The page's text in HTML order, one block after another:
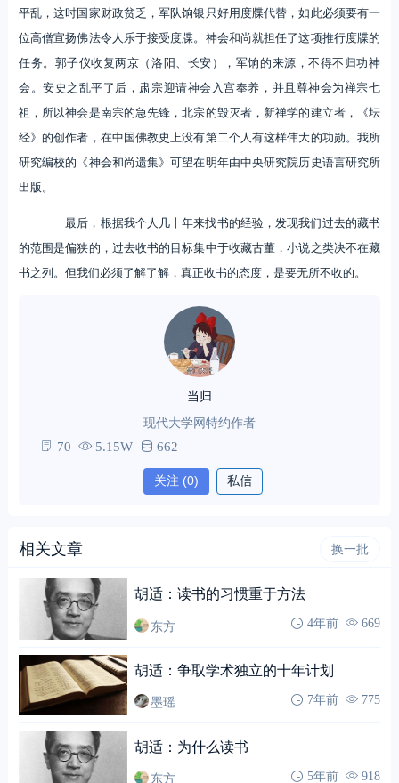
平乱，这时国家财政贫乏，军队饷银只好用度牒代替，如此必须要有一
位高僧宣扬佛法令人乐于接受度牒。神会和尚就担任了这项推行度牒的
任务。郭子仪收复两京（洛阳、长安），军饷的来源，不得不归功神
会。安史之乱平了后，肃宗迎请神会入宫奉养，并且尊神会为禅宗七
祖，所以神会是南宗的急先锋，北宗的毁灭者，新禅学的建立者，《坛
经》的创作者，在中国佛教史上没有第二个人有这样伟大的功勋。我所
研究编校的《神会和尚遗集》可望在明年由中央研究院历史语言研究所
出版。
最后，根据我个人几十年来找书的经验，发现我们过去的藏书
的范围是偏狭的，过去收书的目标集中于收藏古董，小说之类决不在藏
书之列。但我们必须了解了解，真正收书的态度，是要无所不收的。
当归
现代大学网特约作者
70 5.15W 662
关注 (0) 私信
相关文章 换一批
胡适：读书的习惯重于方法
东方 4年前 669
胡适：争取学术独立的十年计划
墨瑶 7年前 775
胡适：为什么读书
东方 5年前 918